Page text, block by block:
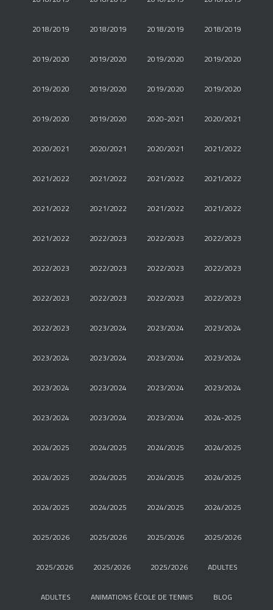
2018/2019 2018/2019 2018/2019 2018/2019
2019/2020 2019/2020 2019/2020 2019/2020
2019/2020 2019/2020 2019/2020 2019/2020
2019/2020 2019/2020 2020-2021 2020/2021
2020/2021 2020/2021 2020/2021 2021/2022
2021/2022 2021/2022 2021/2022 2021/2022
2021/2022 2021/2022 2021/2022 2021/2022
2021/2022 2022/2023 2022/2023 2022/2023
2022/2023 2022/2023 2022/2023 2022/2023
2022/2023 2022/2023 2022/2023 2022/2023
2022/2023 2023/2024 2023/2024 2023/2024
2023/2024 2023/2024 2023/2024 2023/2024
2023/2024 2023/2024 2023/2024 2023/2024
2023/2024 2023/2024 2023/2024 2024-2025
2024/2025 2024/2025 2024/2025 2024/2025
2024/2025 2024/2025 2024/2025 2024/2025
2024/2025 2024/2025 2024/2025 2024/2025
2025/2026 2025/2026 2025/2026 2025/2026
2025/2026 2025/2026 2025/2026 ADULTES
ADULTES ANIMATIONS ÉCOLE DE TENNIS BLOG